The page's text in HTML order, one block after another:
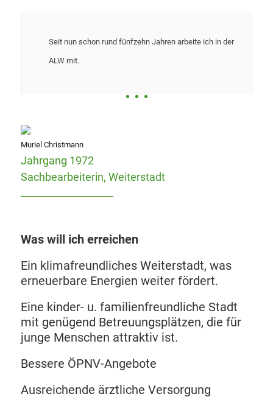
Seit nun schon rund fünfzehn Jahren arbeite ich in der
ALW mit.
Muriel Christmann
Jahrgang 1972
Sachbearbeiterin, Weiterstadt
Was will ich erreichen
Ein klimafreundliches Weiterstadt, was
erneuerbare Energien weiter fördert.
Eine kinder- u. familienfreundliche Stadt
mit genügend Betreuungsplätzen, die für
junge Menschen attraktiv ist.
Bessere ÖPNV-Angebote
Ausreichende ärztliche Versorgung